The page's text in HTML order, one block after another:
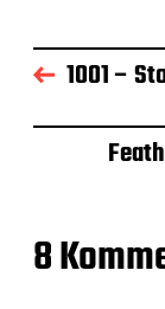
s
d
t
1001 –
8